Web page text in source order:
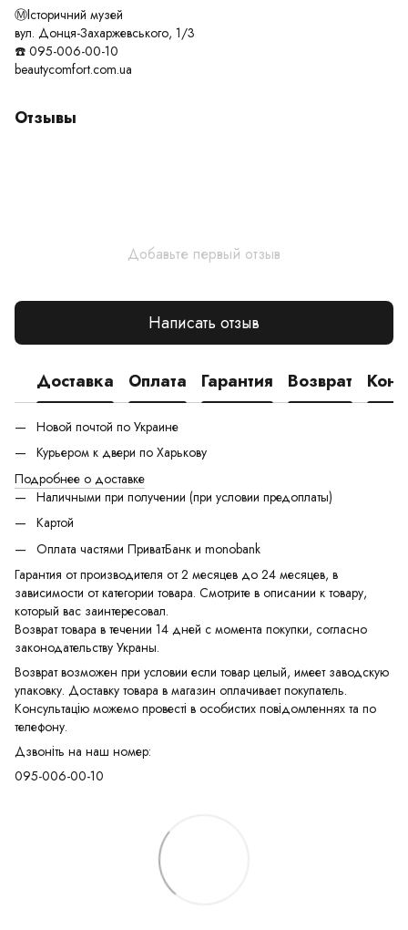
Ⓜ️Історичний музей
вул. Донця-Захаржевського, 1/3
☎️ 095-006-00-10
beautycomfort.com.ua
Отзывы
Добавьте первый отзыв
Написать отзыв
Доставка Оплата Гарантия Возврат
Новой почтой по Украине
Курьером к двери по Харькову
Подробнее о доставке
Наличными при получении (при условии предоплаты)
Картой
Оплата частями ПриватБанк и monobank
Гарантия от производителя от 2 месяцев до 24 месяцев, в
зависимости от категории товара. Смотрите в описании к товару,
который вас заинтересовал.
Возврат товара в течении 14 дней с момента покупки, согласно
законодательству Украны.
Возврат возможен при условии если товар целый, имеет заводскую
упаковку. Доставку товара в магазин оплачивает покупатель.
Консультацію можемо провесті в особистих повідомленнях та по
телефону.
Дзвоніть на наш номер:
095-006-00-10